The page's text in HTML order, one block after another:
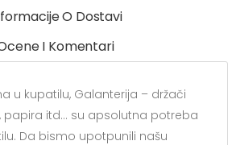
O Dostavi
I Komentari
u kupatilu, Galanterija – držači
papira itd… su apsolutna potreba
Da bismo upotpunili našu